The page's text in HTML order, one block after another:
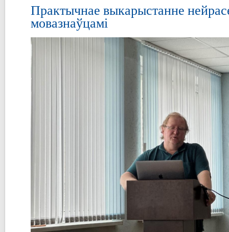
Практычнае выкарыстанне
мовазнаўцамі